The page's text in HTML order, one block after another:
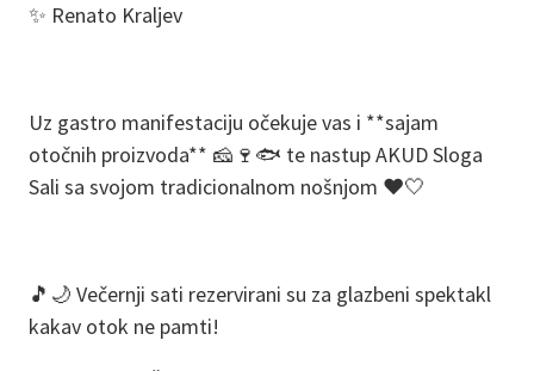
✨ Renato Kraljev
Uz gastro manifestaciju očekuje vas i **sajam
otočnih proizvoda** 🧀🍷🐟 te nastup AKUD Sloga
Sali sa svojom tradicionalnom nošnjom ❤️🤍
🎵🌙 Večernji sati rezervirani su za glazbeni spektakl
kakav otok ne pamti!